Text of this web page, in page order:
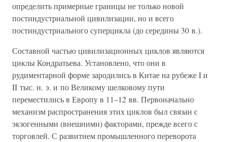
определить примерные границы не только новой
постиндустриальной цивилизации, но и всего
постиндустриального суперцикла (до середины 30 в.).
Составной частью цивилизационных циклов являются
циклы Кондратьева. Установлено, что они в
рудиментарной форме зародились в Китае на рубеже I и
II тыс. н. э. и по Великому шелковому пути
переместились в Европу в 11–12 вв. Первоначально
механизм распространения этих циклов был связан с
экзогенными (внешними) факторами, прежде всего с
торговлей. С развитием промышленного переворота